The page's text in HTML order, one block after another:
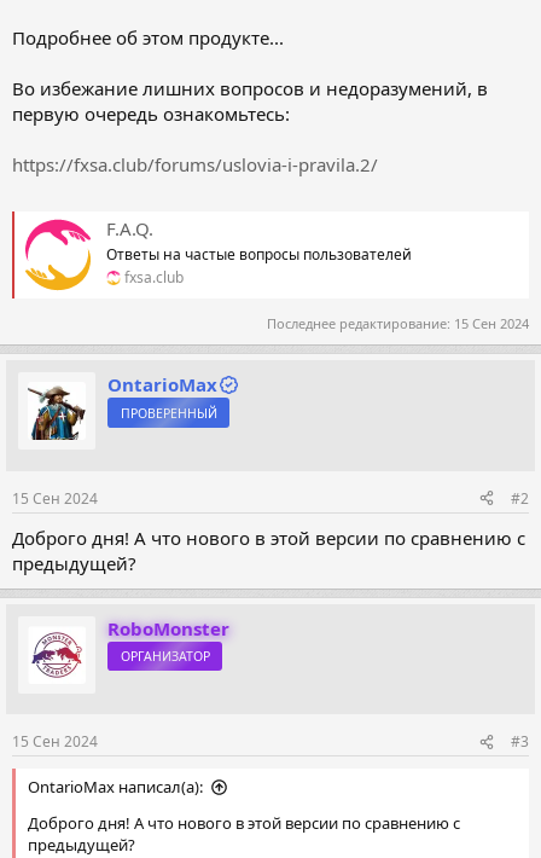
Подробнее об этом продукте...
Во избежание лишних вопросов и недоразумений, в
первую очередь ознакомьтесь:
https://fxsa.club/forums/uslovia-i-pravila.2/
F.A.Q.
Ответы на частые вопросы пользователей
fxsa.club
Последнее редактирование: 15 Сен 2024
OntarioMax
ПРОВЕРЕННЫЙ
15 Сен 2024 #2
Доброго дня! А что нового в этой версии по сравнению с
предыдущей?
RoboMonster
ОРГАНИЗАТОР
15 Сен 2024 #3
OntarioMax написал(а):
Доброго дня! А что нового в этой версии по сравнению с
предыдущей?